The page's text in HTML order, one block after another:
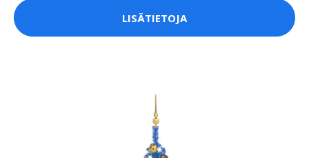
LISÄTIETOJA